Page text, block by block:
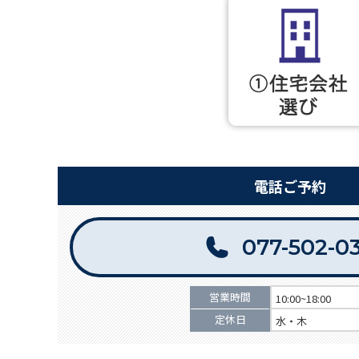
電話ご予約
077-502-
営業時間
10:00~18:00
定休日
水・木